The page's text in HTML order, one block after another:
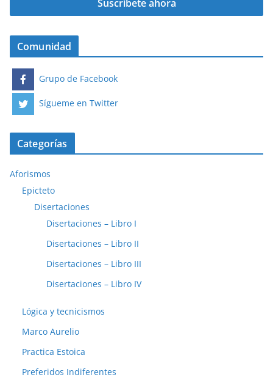
Comunidad
Grupo de Facebook
Sígueme en Twitter
Categorías
Aforismos
Epicteto
Disertaciones
Disertaciones – Libro I
Disertaciones – Libro II
Disertaciones – Libro III
Disertaciones – Libro IV
Lógica y tecnicismos
Marco Aurelio
Practica Estoica
Preferidos Indiferentes